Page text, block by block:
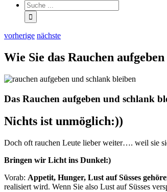
vorherige nächste
Wie Sie das Rauchen
Das Rauchen aufgeben und schlank
Nichts ist unmöglich:))
Doch oft rauchen Leute lieber weiter…. weil sie
Bringen wir Licht ins Dunkel:)
Vorab: Appetit, Hunger, Lust auf Süsses
realisiert wird. Wenn Sie also Lust auf Süsses